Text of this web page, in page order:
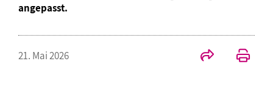
angepasst.
21. Mai 2026